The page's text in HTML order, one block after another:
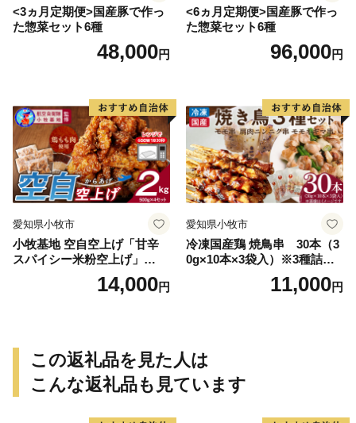
<3ヵ月定期便>国産豚で作っ
た惣菜セット6種
48,000円
<6ヵ月定期便>国産豚で作っ
た惣菜セット6種
96,000円
愛知県小牧市
小牧基地 空自空上げ「甘辛
スパイシー米粉空上げ」
（計2kg 500g×4袋）手羽先
14,000円
愛知県小牧市
冷凍国産鶏 焼鳥串 30本（3
0g×10本×3袋入）※3種詰め
合わせ 焼き鳥 おつまみ バー
ベキュー 小分け 国産 鶏肉 焼
せ
11,000円
この返礼品を見た人は
こんな返礼品も見ています